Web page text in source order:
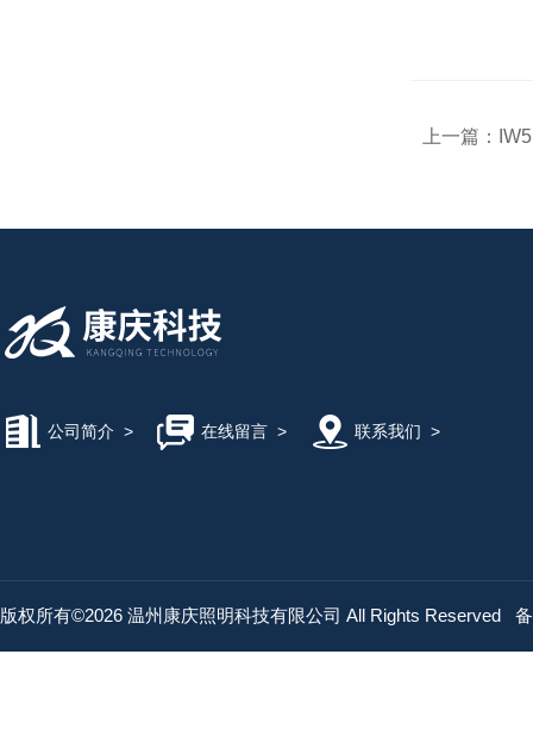
上一篇：
公司简介 > 在线留言> 联系我们 >
版权所有©2026 温州康庆照明科技有限公司 All Rights Reserved